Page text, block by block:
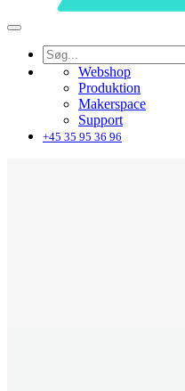
Webshop
Produktion
Makerspace
Support
+45 35 95 36 96